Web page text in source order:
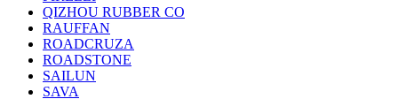
QIZHOU RUBBER CO
RAUFFAN
ROADCRUZA
ROADSTONE
SAILUN
SAVA